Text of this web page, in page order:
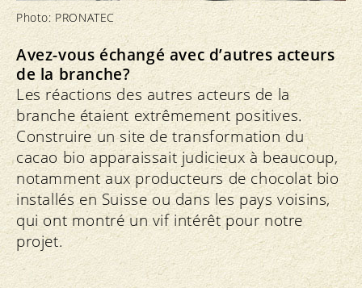
Photo: PRONATEC
Avez-vous échangé avec d’autres acteurs
de la branche?
Les réactions des autres acteurs de la
branche étaient extrêmement positives.
Construire un site de transformation du
cacao bio apparaissait judicieux à beaucoup,
notamment aux producteurs de chocolat bio
installés en Suisse ou dans les pays voisins,
qui ont montré un vif intérêt pour notre
projet.